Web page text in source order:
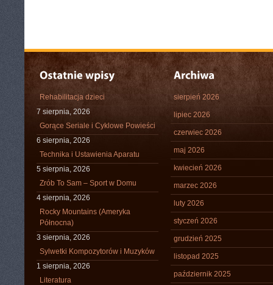
Rehabilitacja dzieci
7 sierpnia, 2026
Gorące Seriale i Cyklowe Powieści
6 sierpnia, 2026
Technika i Ustawienia Aparatu
5 sierpnia, 2026
Zrób To Sam – Sport w Domu
4 sierpnia, 2026
Rocky Mountains (Ameryka
Północna)
3 sierpnia, 2026
Sylwetki Kompozytorów i Muzyków
1 sierpnia, 2026
Literatura
sierpień 2026
lipiec 2026
czerwiec 2026
maj 2026
kwiecień 2026
marzec 2026
luty 2026
styczeń 2026
grudzień 2025
listopad 2025
październik 2025